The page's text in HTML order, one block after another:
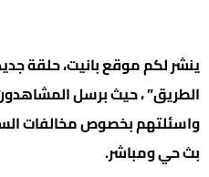
ينشر لكم موقع بانيت، حلقة
الطريق” ، حيث برسل المشاهدون
واسئلتهم بخصوص مخالفات
بث حي ومباشر.